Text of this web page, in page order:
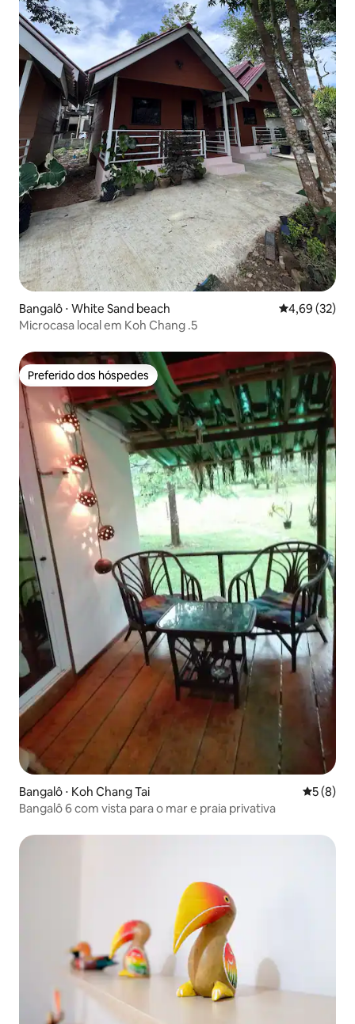
Bangalô ⋅ White Sand beach 4,69 de uma
4,69 (32)
Microcasa local em Koh Chang .5
Preferido dos hóspedes
Preferido dos hóspedes
Bangalô ⋅ Koh Chang Tai 5 de
5 (8)
Bangalô 6 com vista para o mar e praia privativa